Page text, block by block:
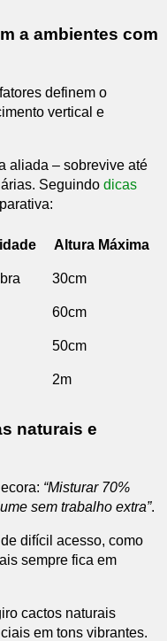
a ambientes com
definem o
vertical e
aliada – sobrevive até
Seguindo dicas
Altura Máxima
30cm
60cm
50cm
2m
naturais e
“Misturar 70%
sem trabalho extra”.
difícil acesso, como
sempre fica em
cactos naturais
em tons vibrantes.